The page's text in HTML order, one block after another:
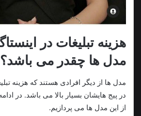
هزینه تبلیغات در
مدل ها چقدر می باشد؟
مدل ها از دیگر افرادی هستند که هزینه
در پیج هایشان بسیار بالا می باشد. در
از این مدل ها می پردازیم.